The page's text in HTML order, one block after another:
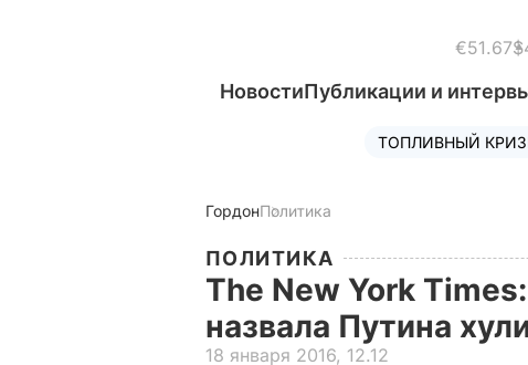
€51.67
НовостиПубликации и
ТОПЛИВНЫЙ
ГордонПолитика
ПОЛИТИКА
The New York
назвала Путина
18 января 2016, 12.12